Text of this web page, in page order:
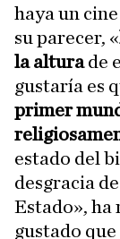
haya un
su parecer, «
la alturade
gustaría es
primer
estado del
desgracia
Estado», ha
gustado